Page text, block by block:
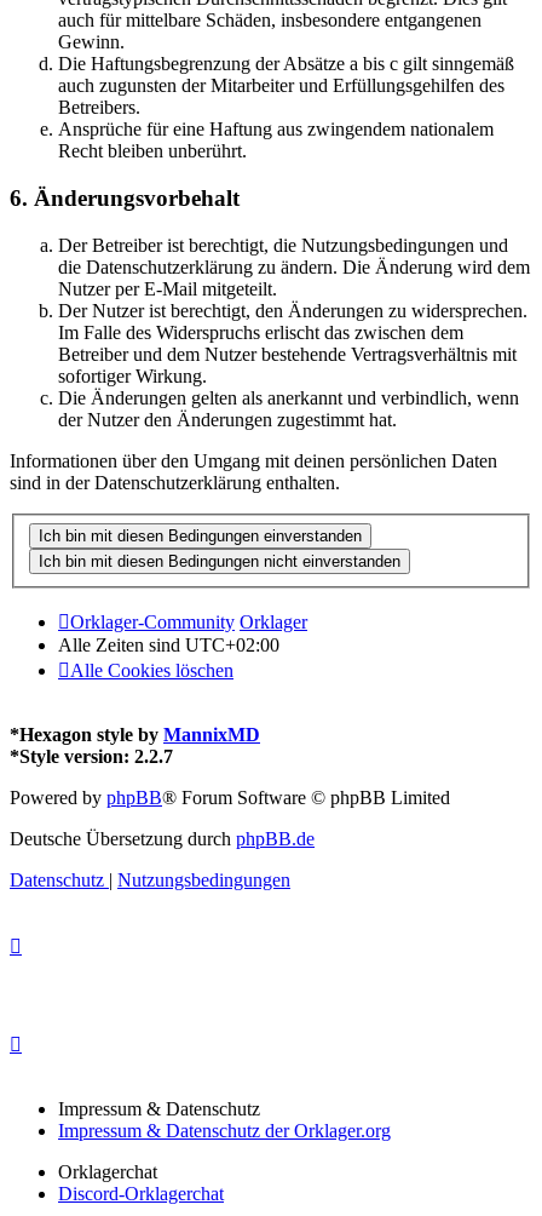
auch für mittelbare Schäden, insbesondere entgangenen
Gewinn.
Die Haftungsbegrenzung der Absätze a bis c gilt sinngemäß
auch zugunsten der Mitarbeiter und Erfüllungsgehilfen des
Betreibers.
Ansprüche für eine Haftung aus zwingendem nationalem
Recht bleiben unberührt.
6. Änderungsvorbehalt
Der Betreiber ist berechtigt, die Nutzungsbedingungen und
die Datenschutzerklärung zu ändern. Die Änderung wird dem
Nutzer per E-Mail mitgeteilt.
Der Nutzer ist berechtigt, den Änderungen zu widersprechen.
Im Falle des Widerspruchs erlischt das zwischen dem
Betreiber und dem Nutzer bestehende Vertragsverhältnis mit
sofortiger Wirkung.
Die Änderungen gelten als anerkannt und verbindlich, wenn
der Nutzer den Änderungen zugestimmt hat.
Informationen über den Umgang mit deinen persönlichen Daten
sind in der Datenschutzerklärung enthalten.
Orklager-Community Orklager
Alle Zeiten sind UTC+02:00
Alle Cookies löschen
*Hexagon style by MannixMD
*Style version: 2.2.7
Powered by phpBB® Forum Software © phpBB Limited
Deutsche Übersetzung durch phpBB.de
Datenschutz | Nutzungsbedingungen
Impressum & Datenschutz
Impressum & Datenschutz der Orklager.org
Orklagerchat
Discord-Orklagerchat